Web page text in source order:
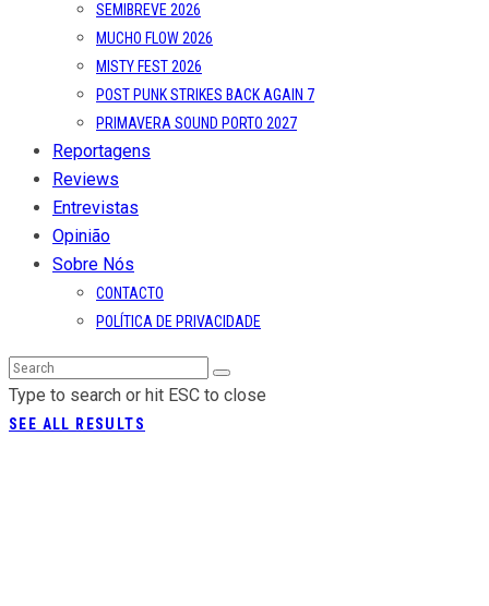
POST PUNK STRIKES BACK AGAIN 7
PRIMAVERA SOUND PORTO 2027
Reportagens
Reviews
Entrevistas
Opinião
Sobre Nós
CONTACTO
POLÍTICA DE PRIVACIDADE
Type to search or hit ESC to close